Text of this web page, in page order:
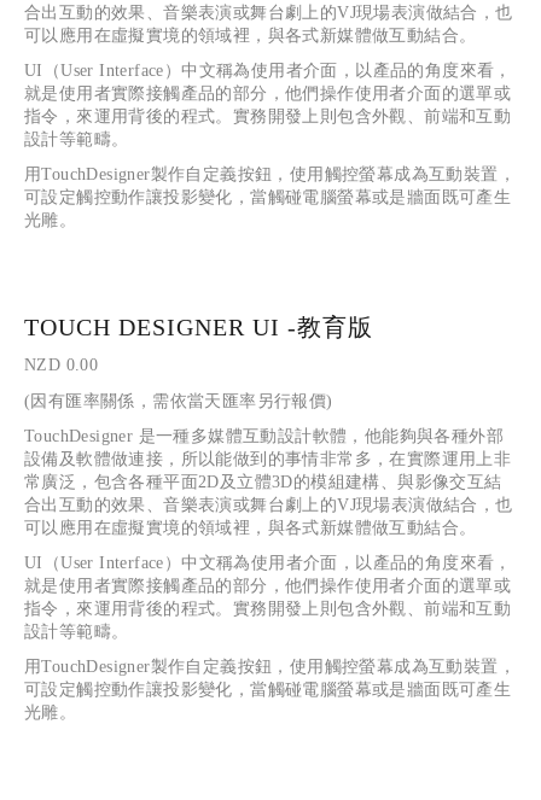
合出互動的效果、音樂表演或舞台劇上的VJ現場表演做結合，也
可以應用在虛擬實境的領域裡，與各式新媒體做互動結合。
UI（User Interface）中文稱為使用者介面，以產品的角度來看，
就是使用者實際接觸產品的部分，他們操作使用者介面的選單或
指令，來運用背後的程式。實務開發上則包含外觀、前端和互動
設計等範疇。
用TouchDesigner製作自定義按鈕，使用觸控螢幕成為互動裝置，
可設定觸控動作讓投影變化，當觸碰電腦螢幕或是牆面既可產生
光雕。
TOUCH DESIGNER UI -教育版
NZD 0.00
(因有匯率關係，需依當天匯率另行報價)
TouchDesigner 是一種多媒體互動設計軟體，他能夠與各種外部
設備及軟體做連接，所以能做到的事情非常多，在實際運用上非
常廣泛，包含各種平面2D及立體3D的模組建構、與影像交互結
合出互動的效果、音樂表演或舞台劇上的VJ現場表演做結合，也
可以應用在虛擬實境的領域裡，與各式新媒體做互動結合。
UI（User Interface）中文稱為使用者介面，以產品的角度來看，
就是使用者實際接觸產品的部分，他們操作使用者介面的選單或
指令，來運用背後的程式。實務開發上則包含外觀、前端和互動
設計等範疇。
用TouchDesigner製作自定義按鈕，使用觸控螢幕成為互動裝置，
可設定觸控動作讓投影變化，當觸碰電腦螢幕或是牆面既可產生
光雕。